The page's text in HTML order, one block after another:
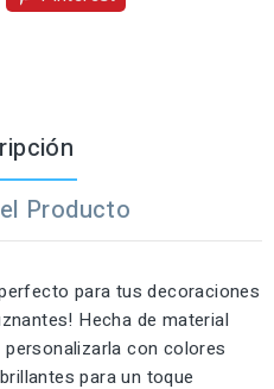
Producto
para tus decoraciones
Hecha de material
con colores
para un toque